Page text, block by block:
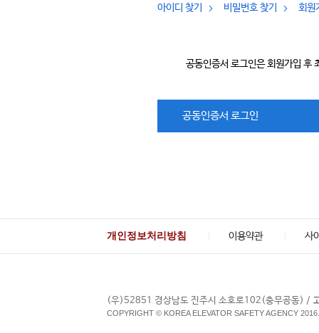
아이디 찾기 비밀번호 찾기 회원
공동인증서 로그인은 회원가입 후
공동인증서 로그인
개인정보처리방침 이용약관 사
(우)52851 경상남도 진주시 소호로102(충무공동) /
COPYRIGHT © KOREA ELEVATOR SAFETY AGENCY